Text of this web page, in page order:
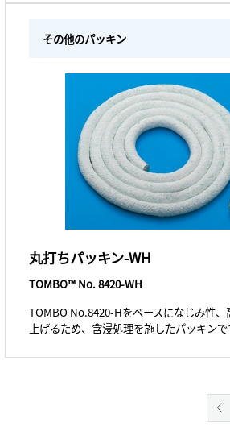
その他のパッキン
丸打ちパッキン-WH
TOMBO™ No. 8420-WH
TOMBO No.8420-Hをベースになじみ性、
上げるため、含浸処理を施したパッキンで